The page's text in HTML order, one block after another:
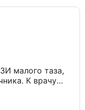
малого таза​,
К врачу
приёмами.
очень